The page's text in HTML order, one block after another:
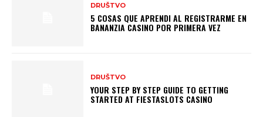
DRUŠTVO
5 COSAS QUE APRENDI AL REGISTRARME EN
BANANZIA CASINO POR PRIMERA VEZ
DRUŠTVO
YOUR STEP BY STEP GUIDE TO GETTING
STARTED AT FIESTASLOTS CASINO